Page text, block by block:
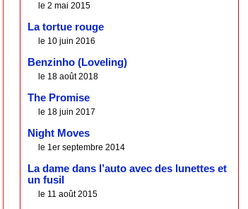
le 2 mai 2015
La tortue rouge
le 10 juin 2016
Benzinho (Loveling)
le 18 août 2018
The Promise
le 18 juin 2017
Night Moves
le 1er septembre 2014
La dame dans l’auto avec des lunettes et
un fusil
le 11 août 2015